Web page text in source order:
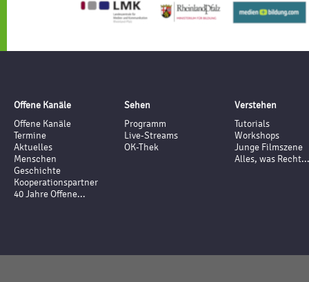
Offene Kanäle
Offene Kanäle
Termine
Aktuelles
Menschen
Geschichte
Kooperationspartner
40 Jahre Offene...
Sehen
Programm
Live-Streams
OK-Thek
Verstehen
Tutorials
Workshops
Junge Filmszene
Alles, was Recht...